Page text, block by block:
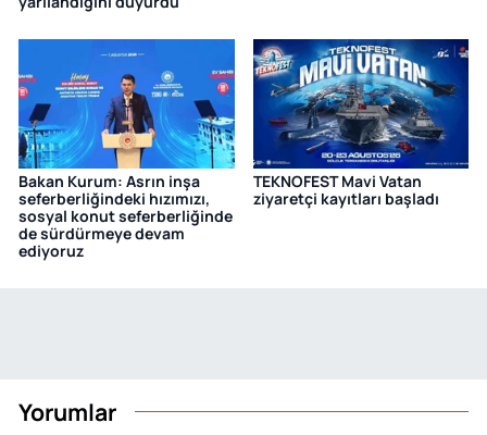
Bakan Kurum: Asrın inşa
seferberliğindeki hızımızı,
sosyal konut seferberliğinde
de sürdürmeye devam
ediyoruz
TEKNOFEST Mavi Vatan
ziyaretçi kayıtları başladı
Yorumlar